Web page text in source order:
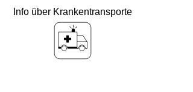
Info über Krankentransporte